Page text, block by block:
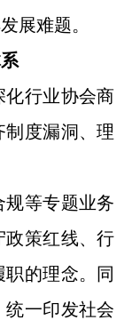
展难题。
行业协会商
度漏洞、理
等专题业务
政策红线、行
的理念。同
一印发社会